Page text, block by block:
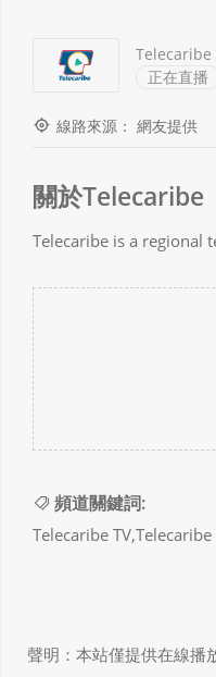
Telecaribe
正在直播
線路來源： 網友提供
關於Telecaribe
Telecaribe is a regional
頻道關鍵詞:
Telecaribe TV,Telecaribe
聲明：本站僅提供在線播